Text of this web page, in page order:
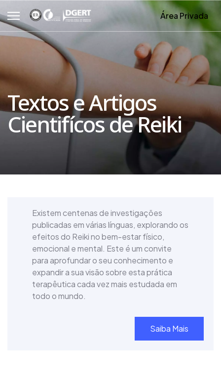
Área Privada
Textos e Artigos
Cientifícos de Reiki
Existem centenas de investigações
publicadas em várias línguas, explorando os
efeitos do Reiki no bem-estar físico,
emocional e mental. Este é um convite
para aprofundar o seu conhecimento e
expandir a sua visão sobre esta prática
terapêutica cada vez mais estudada em
todo o mundo.
Saiba Mais